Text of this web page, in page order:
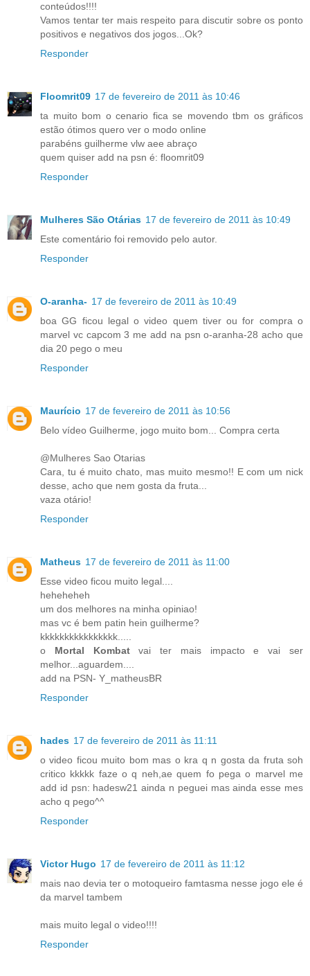
conteúdos!!!!
Vamos tentar ter mais respeito para discutir sobre os ponto
positivos e negativos dos jogos...Ok?
Responder
Floomrit09 17 de fevereiro de 2011 às 10:46
ta muito bom o cenario fica se movendo tbm os gráficos
estão ótimos quero ver o modo online
parabéns guilherme vlw aee abraço
quem quiser add na psn é: floomrit09
Responder
Mulheres São Otárias 17 de fevereiro de 2011 às 10:49
Este comentário foi removido pelo autor.
Responder
O-aranha- 17 de fevereiro de 2011 às 10:49
boa GG ficou legal o video quem tiver ou for compra o
marvel vc capcom 3 me add na psn o-aranha-28 acho que
dia 20 pego o meu
Responder
Maurício 17 de fevereiro de 2011 às 10:56
Belo vídeo Guilherme, jogo muito bom... Compra certa
@Mulheres Sao Otarias
Cara, tu é muito chato, mas muito mesmo!! E com um nick
desse, acho que nem gosta da fruta...
vaza otário!
Responder
Matheus 17 de fevereiro de 2011 às 11:00
Esse video ficou muito legal....
heheheheh
um dos melhores na minha opiniao!
mas vc é bem patin hein guilherme?
kkkkkkkkkkkkkkkk.....
o Mortal Kombatvai ter mais impacto e vai ser
melhor...aguardem....
add na PSN- Y_matheusBR
Responder
hades 17 de fevereiro de 2011 às 11:11
o video ficou muito bom mas o kra q n gosta da fruta soh
critico kkkkk faze o q neh,ae quem fo pega o marvel me
add id psn: hadesw21 ainda n peguei mas ainda esse mes
acho q pego^^
Responder
Victor Hugo 17 de fevereiro de 2011 às 11:12
mais nao devia ter o motoqueiro famtasma nesse jogo ele é
da marvel tambem
mais muito legal o video!!!!
Responder